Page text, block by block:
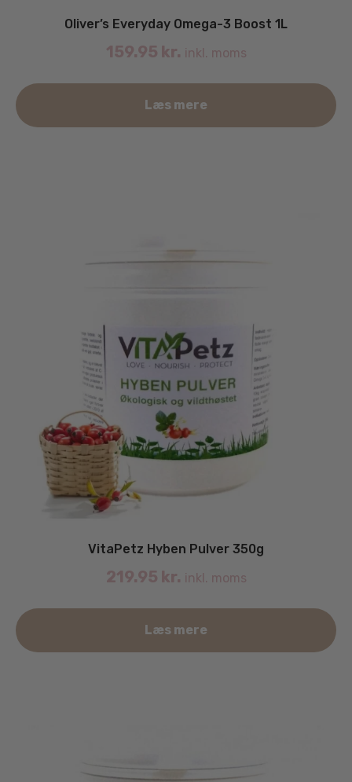
Oliver’s Everyday Omega-3 Boost 1L
159.95 kr. inkl. moms
Læs mere
VitaPetz Hyben Pulver 350g
219.95 kr. inkl. moms
Læs mere